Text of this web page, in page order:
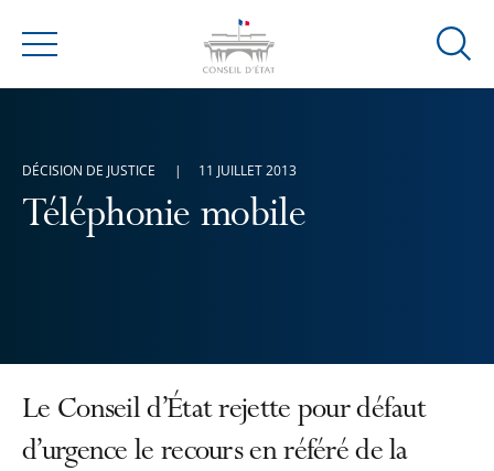
Menu
Ouvrir
Téléphonie mobile
DÉCISION DE JUSTICE 11 JUILLET 2013
Le Conseil d’État rejette pour défaut
d’urgence le recours en référé de la